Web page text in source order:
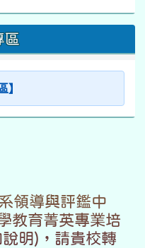
區
領導與評鑑中
教育菁英專業培
明)，請貴校轉